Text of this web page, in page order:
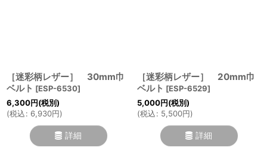
［迷彩柄レザー］ 30mm巾
ベルト [ESP-6530]
6,300円(税別)
(税込: 6,930円)
詳細
［迷彩柄レザー］ 20mm巾
ベルト [ESP-6529]
5,000円(税別)
(税込: 5,500円)
詳細